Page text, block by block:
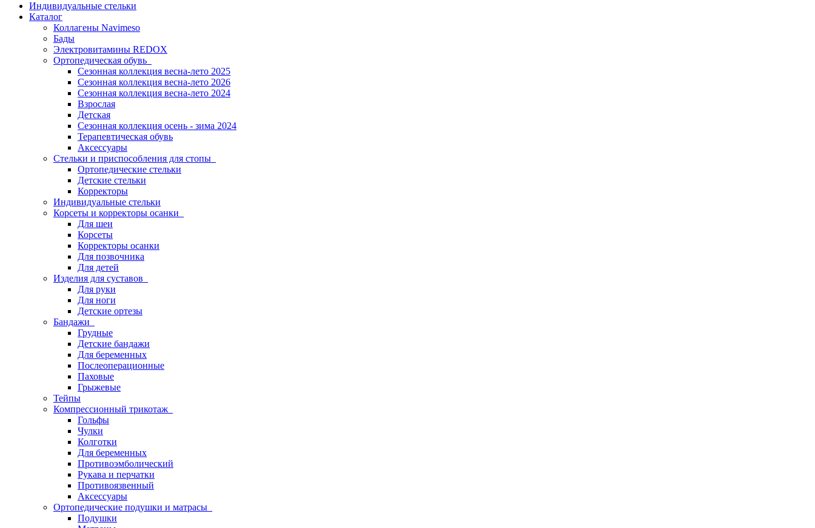
Индивидуальные стельки
Каталог
Коллагены Navimeso
Бады
Электровитамины REDOX
Ортопедическая обувь
Сезонная коллекция весна-лето 2025
Сезонная коллекция весна-лето 2026
Сезонная коллекция весна-лето 2024
Взрослая
Детская
Сезонная коллекция осень - зима 2024
Терапевтическая обувь
Аксессуары
Стельки и приспособления для стопы
Ортопедические стельки
Детские стельки
Корректоры
Индивидуальные стельки
Корсеты и корректоры осанки
Для шеи
Корсеты
Корректоры осанки
Для позвочника
Для детей
Изделия для суставов
Для руки
Для ноги
Детские ортезы
Бандажи
Грудные
Детские бандажи
Для беременных
Послеоперационные
Паховые
Грыжевые
Тейпы
Компрессионный трикотаж
Гольфы
Чулки
Колготки
Для беременных
Противоэмболический
Рукава и перчатки
Противоязвенный
Аксессуары
Ортопедические подушки и матрасы
Подушки